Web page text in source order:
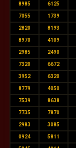
8985 6125
7055 1739
2820 8193
8970 4109
2985 2490
7320 6672
3952 6320
8779 4050
7539 8638
7735 7870
2983 3085
0924 5811